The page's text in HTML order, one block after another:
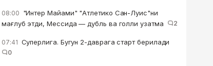
08:00 "Интер Майами" "Атлетико Сан-Луис"ни
мағлуб этди, Мессида — дубль ва голли узатма
2
07:41 Суперлига. Бугун 2-даврага старт берилади
0